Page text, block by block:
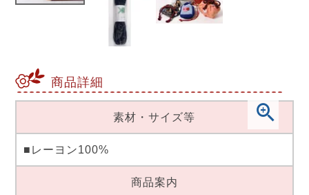
商品詳細
素材・サイズ等
■レーヨン100%
商品案内